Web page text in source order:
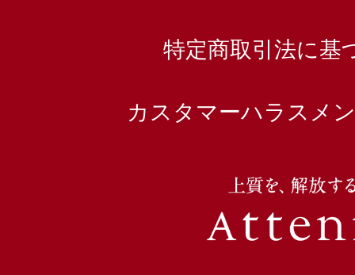
特定商取引法に基
カスタマーハラスメ